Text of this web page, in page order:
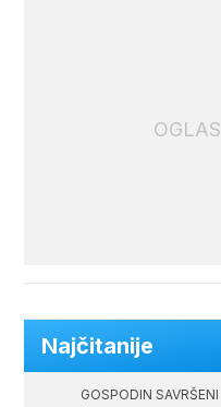
OGLAS
Najčitanije
GOSPODIN SAVRŠENI